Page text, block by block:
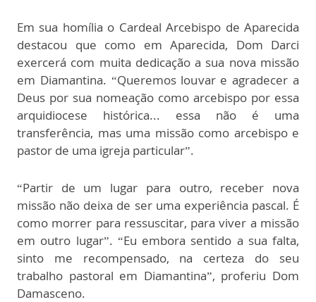
Em sua homília o Cardeal Arcebispo de Aparecida
destacou que como em Aparecida, Dom Darci
exercerá com muita dedicação a sua nova missão
em Diamantina. “Queremos louvar e agradecer a
Deus por sua nomeação como arcebispo por essa
arquidiocese histórica... essa não é uma
transferência, mas uma missão como arcebispo e
pastor de uma igreja particular”.
“Partir de um lugar para outro, receber nova
missão não deixa de ser uma experiência pascal. É
como morrer para ressuscitar, para viver a missão
em outro lugar”. “Eu embora sentido a sua falta,
sinto me recompensado, na certeza do seu
trabalho pastoral em Diamantina”, proferiu Dom
Damasceno.